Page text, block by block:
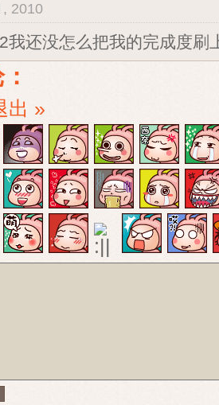
2010
我还没怎么把我的完成度刷
出 »